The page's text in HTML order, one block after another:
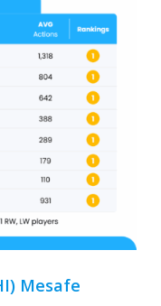
Mesafe